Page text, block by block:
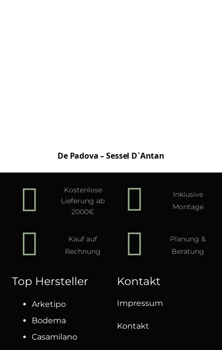
De Padova – Sessel D`Antan
Kostenlose
Lieferung ab
2000€
Inklusive
Montage
Kauf auf
Rechnung
Planung &
Beratung
Top Hersteller
Arketipo
Bodema
Casamilano
Kontakt
Impressum
Kontakt